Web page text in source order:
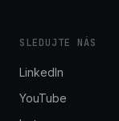
SLEDUJTE NÁS
LinkedIn
YouTube